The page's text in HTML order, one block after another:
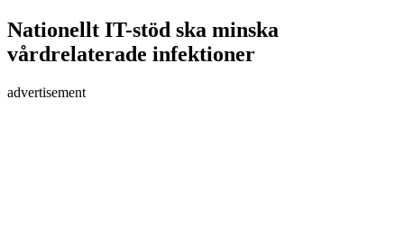
Nationellt IT-stöd ska minska
vårdrelaterade infektioner
advertisement